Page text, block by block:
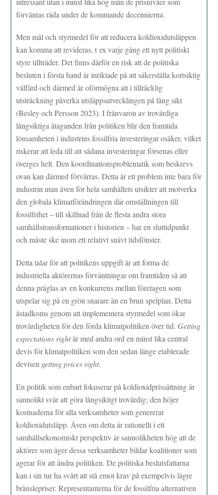
förväntas råda under de kommande decennierna.
Men mål och styrmedel för att reducera koldioxidutsläppen
kan komma att revideras, t ex varje gång ett nytt politiskt
styre tillträder. Det finns därför en risk att de politiska
besluten i första hand är inriktade på att säkerställa kortsiktig
välfärd och därmed är oförmögna att i tillräcklig
utsträckning påverka utsläppsutvecklingen på lång sikt
(Besley och Persson 2023). I frånvaron av trovärdiga
långsiktiga åtaganden från politiken blir den framtida
lönsamheten i industrins fossilfria investeringar osäker, vilket
riskerar att leda till att sådana investeringar försenas eller
överges helt. Den koordinationsproblematik som beskrevs
ovan kan därmed förvärras. Detta är ett problem inte bara för
industrin utan även för hela samhällets utsikter att motverka
den globala klimatförändringen där omställningen till
fossilfrihet – till skillnad från de flesta andra stora
samhällstransformationer i historien – har en sluttidpunkt
och måste ske inom ett relativt snävt tidsfönster.
Detta talar för att politikens uppgift är att forma de
industriella aktörernas förväntningar om framtiden så att
denna präglas av en konkurrens mellan företagen som
utspelar sig på en grön snarare än en brun spelplan. Detta
åstadkoms genom att implementera styrmedel som ökar
trovärdigheten för den förda klimatpolitiken över tid. Getting
expectations rightär med andra ord en minst lika central
devis för klimatpolitiken som den sedan länge etablerade
devisen getting prices right.
En politik som enbart fokuserar på koldioxidprissättning är
sannolikt svår att göra långsiktigt trovärdig; den höjer
kostnaderna för alla verksamheter som genererar
koldioxidutsläpp. Även om detta är rationellt i ett
samhällsekonomiskt perspektiv är sannolikheten hög att de
aktörer som äger dessa verksamheter bildar koalitioner som
agerar för att ändra politiken. De politiska beslutsfattarna
kan i sin tur ha svårt att stå emot krav på exempelvis lägre
bränslepriser. Representanterna för de fossilfria alternativen